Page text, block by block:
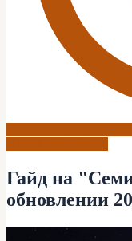
Гайд на
обновлении